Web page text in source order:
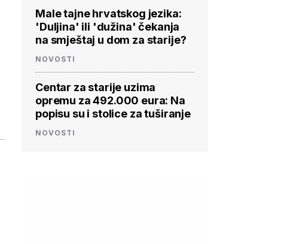
Male tajne hrvatskog jezika:
'Duljina' ili 'dužina' čekanja
na smještaj u dom za starije?
NOVOSTI
Centar za starije uzima
opremu za 492.000 eura: Na
popisu su i stolice za tuširanje
NOVOSTI